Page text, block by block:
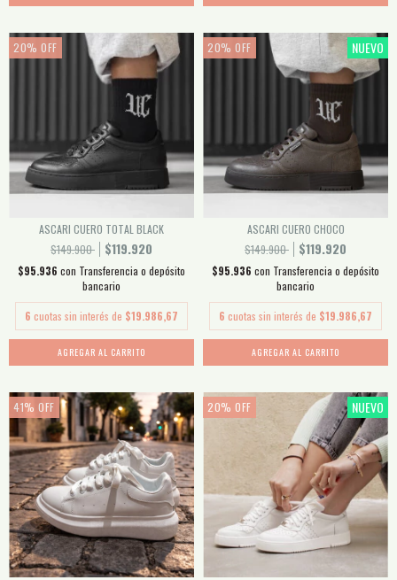
20% OFF
ASCARI CUERO TOTAL BLACK
$149.900
$119.920
$95.936 con Transferencia o depósito
bancario
6 cuotas sin interés de $19.986,67
AGREGAR AL CARRITO
20% OFF NUEVO
ASCARI CUERO CHOCO
$149.900
$119.920
$95.936 con Transferencia o depósito
bancario
6 cuotas sin interés de $19.986,67
AGREGAR AL CARRITO
41% OFF 20% OFF NUEVO